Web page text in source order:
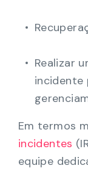
Realizar
incidente
Em termos
incidentes
equipe